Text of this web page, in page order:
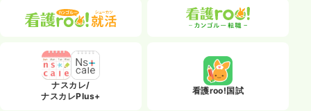
ナスカレ/
ナスカレPlus+
看護roo!国試